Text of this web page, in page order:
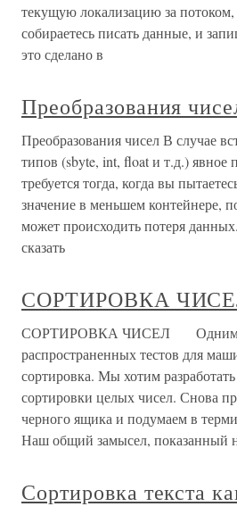
текущую локализацию за
собираетесь писать данные, и
это сделано в
Преобразования
Преобразования чисел В случае
типов (sbyte, int, float и т.д.) явное
требуется тогда, когда вы
значение в меньшем контейнере,
может происходить потеря
сказать
СОРТИРОВКА
СОРТИРОВКА ЧИСЕЛ Одним
распространенных тестов для
сортировка. Мы хотим
сортировки целых чисел. Снова
черного ящика и подумаем в
Наш общий замысел, показанный
Сортировка текста